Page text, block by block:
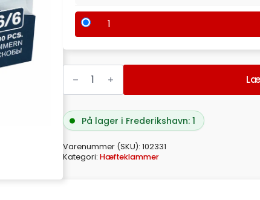
1
HÆFTEKLAMME
RAPID
5M
T/RAPID
90/100-
106 På lager i Frederikshavn: 1
Varenummer (SKU): 102331
Kategori: Hæfteklammer